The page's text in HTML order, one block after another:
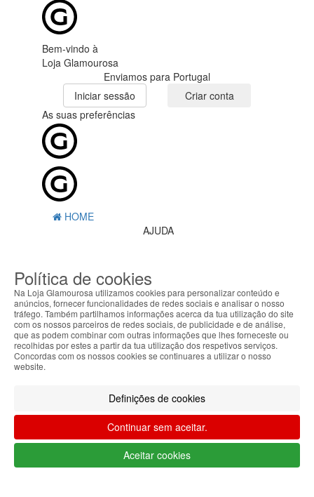
Bem-vindo à
Loja Glamourosa
Enviamos para Portugal
Iniciar sessão
Criar conta
As suas preferências
HOME
AJUDA
0 CARRINHO
EU
Filtrar por
Limpar filtros
Filtrar
Política de cookies
Na Loja Glamourosa utilizamos cookies para personalizar conteúdo e
anúncios, fornecer funcionalidades de redes sociais e analisar o nosso
tráfego. Também partilhamos informações acerca da tua utilização do site
com os nossos parceiros de redes sociais, de publicidade e de análise,
que as podem combinar com outras informações que lhes forneceste ou
recolhidas por estes a partir da tua utilização dos respetivos serviços.
Concordas com os nossos cookies se continuares a utilizar o nosso
website.
Definições de cookies
Continuar sem aceitar.
Aceitar cookies